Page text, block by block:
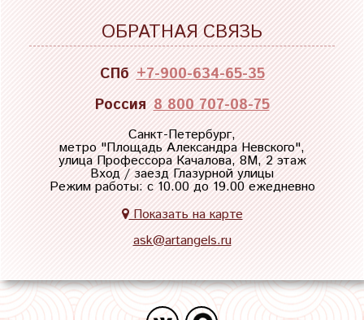
ОБРАТНАЯ СВЯЗЬ
СПб +7-900-634-65-35
Россия 8 800 707-08-75
Санкт-Петербург,
метро "Площадь Александра Невского",
улица Профессора Качалова, 8М, 2 этаж
Вход / заезд Глазурной улицы
Режим работы: с 10.00 до 19.00 ежедневно
Показать на карте
ask@artangels.ru